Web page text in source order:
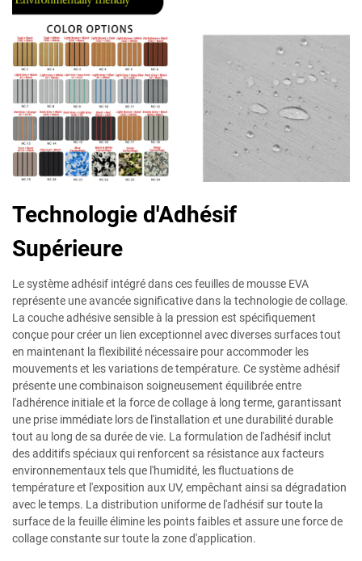
Technologie d'Adhésif
Supérieure
Le système adhésif intégré dans ces feuilles de mousse EVA
représente une avancée significative dans la technologie de collage.
La couche adhésive sensible à la pression est spécifiquement
conçue pour créer un lien exceptionnel avec diverses surfaces tout
en maintenant la flexibilité nécessaire pour accommoder les
mouvements et les variations de température. Ce système adhésif
présente une combinaison soigneusement équilibrée entre
l'adhérence initiale et la force de collage à long terme, garantissant
une prise immédiate lors de l'installation et une durabilité durable
tout au long de sa durée de vie. La formulation de l'adhésif inclut
des additifs spéciaux qui renforcent sa résistance aux facteurs
environnementaux tels que l'humidité, les fluctuations de
température et l'exposition aux UV, empêchant ainsi sa dégradation
avec le temps. La distribution uniforme de l'adhésif sur toute la
surface de la feuille élimine les points faibles et assure une force de
collage constante sur toute la zone d'application.